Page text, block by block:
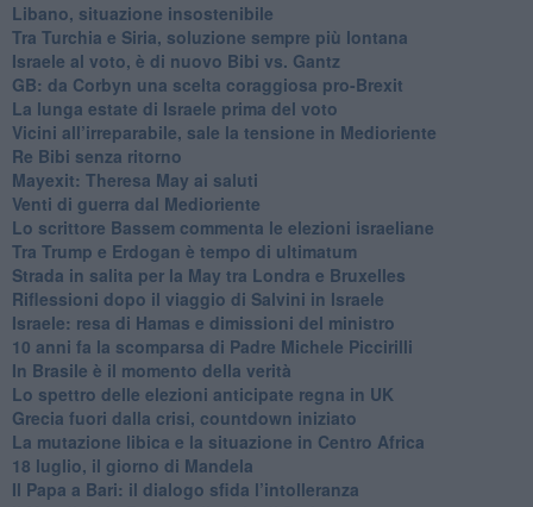
Libano, situazione insostenibile
Tra Turchia e Siria, soluzione sempre più lontana
Israele al voto, è di nuovo Bibi vs. Gantz
GB: da Corbyn una scelta coraggiosa pro-Brexit
La lunga estate di Israele prima del voto
Vicini all’irreparabile, sale la tensione in Medioriente
Re Bibi senza ritorno
Mayexit: Theresa May ai saluti
Venti di guerra dal Medioriente
Lo scrittore Bassem commenta le elezioni israeliane
Tra Trump e Erdogan è tempo di ultimatum
Strada in salita per la May tra Londra e Bruxelles
Riflessioni dopo il viaggio di Salvini in Israele
Israele: resa di Hamas e dimissioni del ministro
10 anni fa la scomparsa di Padre Michele Piccirilli
In Brasile è il momento della verità
Lo spettro delle elezioni anticipate regna in UK
Grecia fuori dalla crisi, countdown iniziato
La mutazione libica e la situazione in Centro Africa
18 luglio, il giorno di Mandela
Il Papa a Bari: il dialogo sfida l’intolleranza